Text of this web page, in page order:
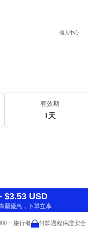
個人中心
有效期
1天
$3.53 USD
屬優惠，下單立享
+ 旅行者 付款過程保證安全